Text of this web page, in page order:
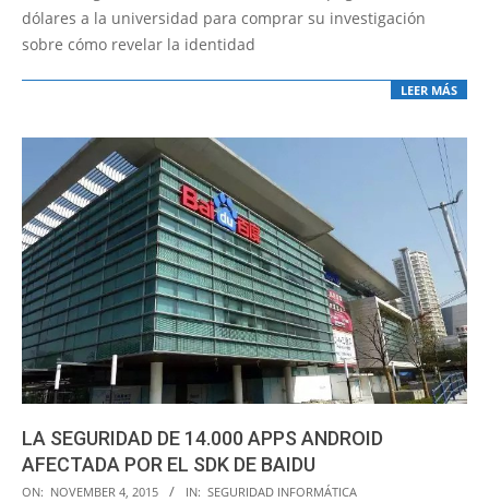
dólares a la universidad para comprar su investigación
sobre cómo revelar la identidad
LEER MÁS
LA SEGURIDAD DE 14.000 APPS ANDROID
AFECTADA POR EL SDK DE BAIDU
2015-
ON: NOVEMBER 4, 2015 IN: SEGURIDAD INFORMÁTICA